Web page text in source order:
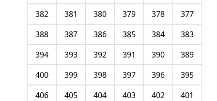
377
378
379
380
381
382
383
384
385
386
387
388
389
390
391
392
393
394
395
396
397
398
399
400
401
402
403
404
405
406